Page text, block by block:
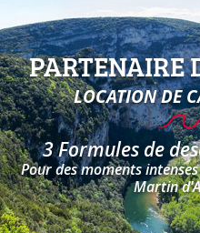
PARTENAIRE
LOCATION DE
3 Formules de
Pour des moments
Martin